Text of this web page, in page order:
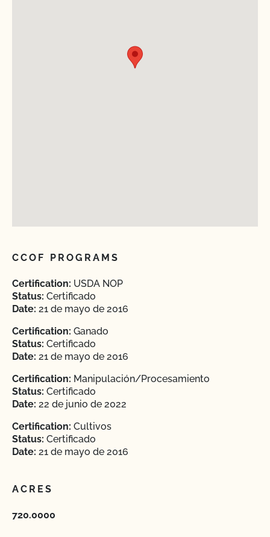
CCOF PROGRAMS
Certification: USDA NOP
Status: Certificado
Date: 21 de mayo de 2016
Certification: Ganado
Status: Certificado
Date: 21 de mayo de 2016
Certification: Manipulación/Procesamiento
Status: Certificado
Date: 22 de junio de 2022
Certification: Cultivos
Status: Certificado
Date: 21 de mayo de 2016
ACRES
720.0000